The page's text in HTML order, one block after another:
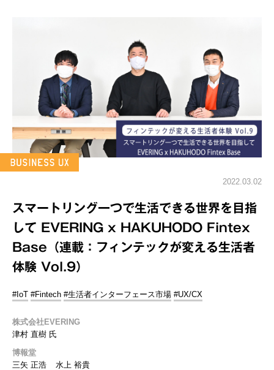
2022.03.02
スマートリング一つで生活できる世界を目指
して EVERING x HAKUHODO Fintex
Base（連載：フィンテックが変える生活者
体験 Vol.9）
#IoT #Fintech #生活者インターフェース市場 #UX/CX
株式会社EVERING
津村 直樹 氏
博報堂
三矢 正浩
水上 裕貴